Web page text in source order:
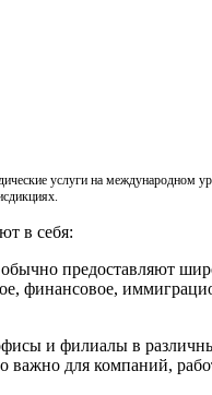
услуги на международном
в себя:
предоставляют
финансовое,
и филиалы в
важно для компаний,